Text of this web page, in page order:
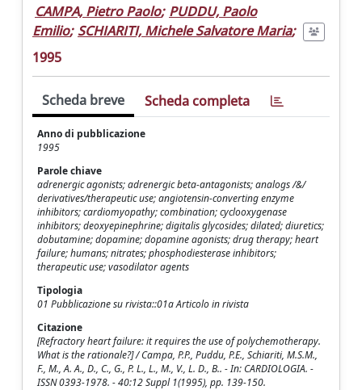
CAMPA, Pietro Paolo; PUDDU, Paolo
Emilio; SCHIARITI, Michele Salvatore Maria;
1995
Scheda breve Scheda completa
Anno di pubblicazione
1995
Parole chiave
adrenergic agonists; adrenergic beta-antagonists; analogs /&/
derivatives/therapeutic use; angiotensin-converting enzyme
inhibitors; cardiomyopathy; combination; cyclooxygenase
inhibitors; deoxyepinephrine; digitalis glycosides; dilated; diuretics;
dobutamine; dopamine; dopamine agonists; drug therapy; heart
failure; humans; nitrates; phosphodiesterase inhibitors;
therapeutic use; vasodilator agents
Tipologia
01 Pubblicazione su rivista::01a Articolo in rivista
Citazione
[Refractory heart failure: it requires the use of polychemotherapy.
What is the rationale?] / Campa, P.P., Puddu, P.E., Schiariti, M.S.M.,
F., M., A. A., D., C., G., P. L., L., M., V., L. D., B.. - In: CARDIOLOGIA. -
ISSN 0393-1978. - 40:12 Suppl 1(1995), pp. 139-150.